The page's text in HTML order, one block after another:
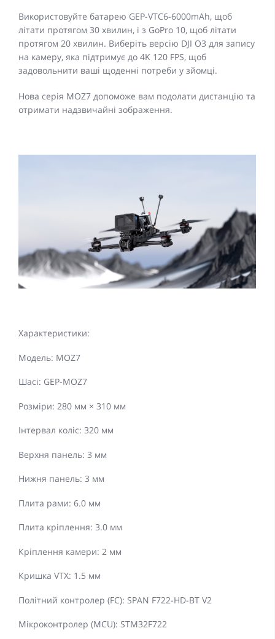
Використовуйте батарею GEP-VTC6-6000mAh, щоб
літати протягом 30 хвилин, і з GoPro 10, щоб літати
протягом 20 хвилин. Виберіть версію DJI O3 для запису
на камеру, яка підтримує до 4K 120 FPS, щоб
задовольнити ваші щоденні потреби у зйомці.
Нова серія MOZ7 допоможе вам подолати дистанцію та
отримати надзвичайні зображення.
Характеристики:
Модель: MOZ7
Шасі: GEP-MOZ7
Розміри: 280 мм × 310 мм
Інтервал коліс: 320 мм
Верхня панель: 3 мм
Нижня панель: 3 мм
Плита рами: 6.0 мм
Плита кріплення: 3.0 мм
Кріплення камери: 2 мм
Кришка VTX: 1.5 мм
Політний контролер (FC): SPAN F722-HD-BT V2
Мікроконтролер (MCU): STM32F722